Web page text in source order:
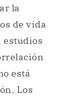
la
de vida
estudios
está
Los